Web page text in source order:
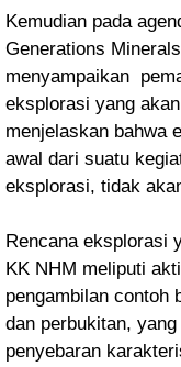
Kemudian pada
Generations
menyampaikan
eksplorasi yang
menjelaskan bahwa
awal dari suatu
eksplorasi, tidak
Rencana eksplorasi
KK NHM meliputi
pengambilan contoh
dan perbukitan,
penyebaran